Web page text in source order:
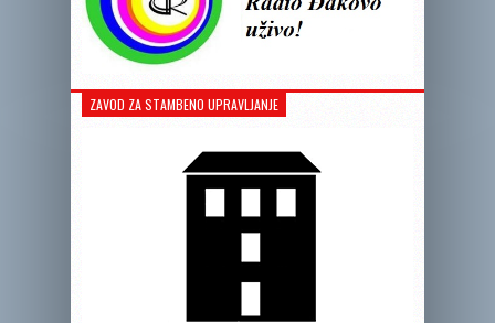
ZAVOD ZA STAMBENO UPRAVLJANJE